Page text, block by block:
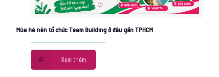
Mùa hè nên tổ chức Team Building ở đâu gần TPHCM
Xem thêm